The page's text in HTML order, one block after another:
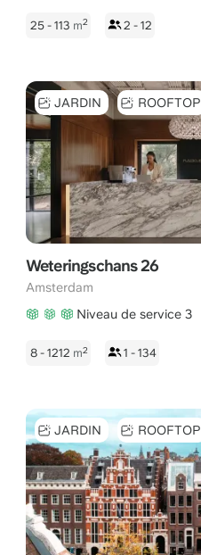
25 - 113 m2 2 - 12
JARDIN ROOFTOP
Weteringschans 26
Amsterdam
Niveau de service 3
8 - 1212 m2 1 - 134
JARDIN ROOFTOP